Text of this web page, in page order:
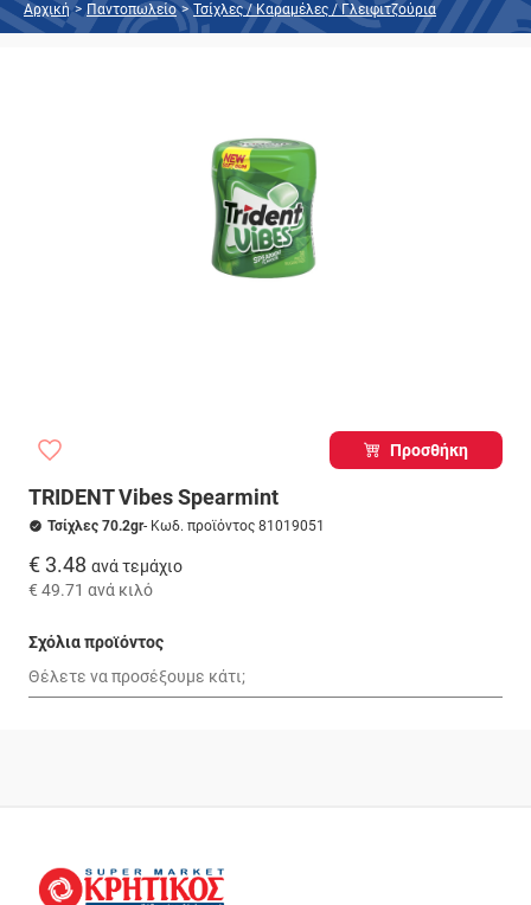
Αρχική > Παντοπωλείο > Τσίχλες / Καραμέλες / Γλειφιτζούρια
Προσθήκη
TRIDENT Vibes Spearmint
Τσίχλες 70.2gr- Κωδ. προϊόντος 81019051
€ 3.48 ανά τεμάχιο
€ 49.71 ανά κιλό
Σχόλια προϊόντος